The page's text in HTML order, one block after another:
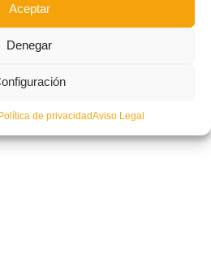
Aceptar
Denegar
de privacidadAviso Legal